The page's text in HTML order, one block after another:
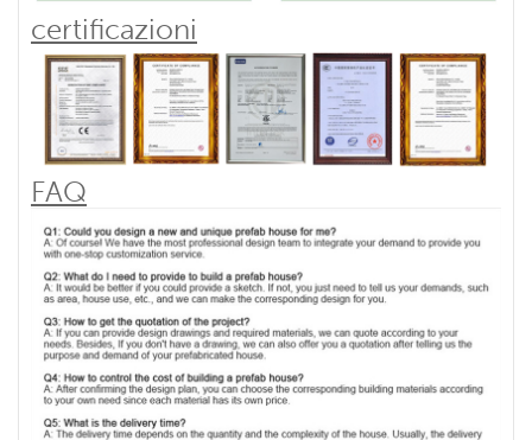
certificazioni
FAQ